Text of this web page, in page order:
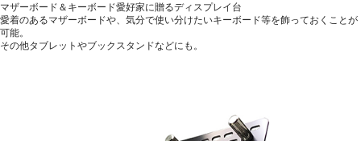
マザーボード＆キーボード愛好家に贈るディスプレイ台
愛着のあるマザーボードや、気分で使い分けたいキーボード等を飾っておくことが
可能。
その他タブレットやブックスタンドなどにも。